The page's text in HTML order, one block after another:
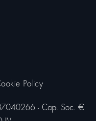
- Cap. Soc. €
Policy